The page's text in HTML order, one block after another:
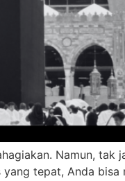
Namun, tak
tepat, Anda bisa